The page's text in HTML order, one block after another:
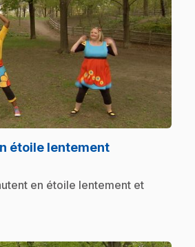
étoile lentement.
en étoile lentement et